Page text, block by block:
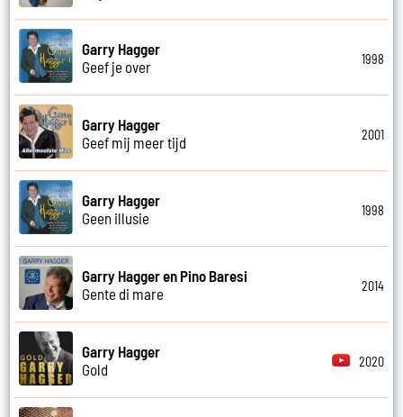
Garry Hagger
Geef je over
1998
Garry Hagger
Geef mij meer tijd
2001
Garry Hagger
Geen illusie
1998
Garry Hagger en Pino Baresi
Gente di mare
2014
Garry Hagger
Gold
2020